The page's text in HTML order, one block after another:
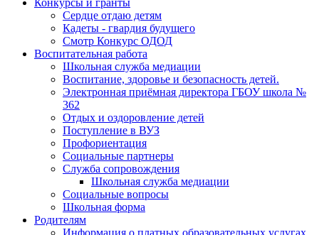
Конкурсы и гранты
Сердце отдаю детям
Кадеты - гвардия будущего
Смотр Конкурс ОДОД
Воспитательная работа
Школьная служба медиации
Воспитание, здоровье и безопасность детей.
Электронная приёмная директора ГБОУ школа №
362
Отдых и оздоровление детей
Поступление в ВУЗ
Профориентация
Социальные партнеры
Служба сопровождения
Школьная служба медиации
Социальные вопросы
Школьная форма
Родителям
Информация о платных образовательных услугах